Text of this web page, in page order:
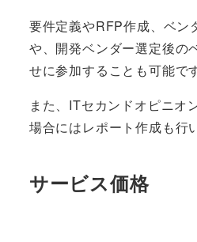
要件定義やRFP作成、ベン
や、開発ベンダー選定後の
せに参加することも可能です
また、ITセカンドオピニオ
場合にはレポート作成も行
サービス価格